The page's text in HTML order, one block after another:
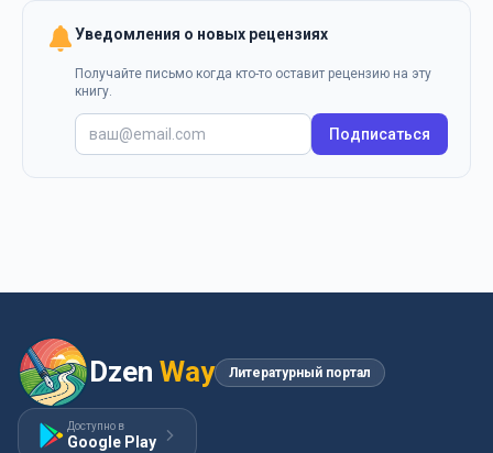
Уведомления о новых рецензиях
Получайте письмо когда кто-то оставит рецензию на эту
книгу.
Подписаться
Dzen Way Литературный портал
Доступно в
Google Play